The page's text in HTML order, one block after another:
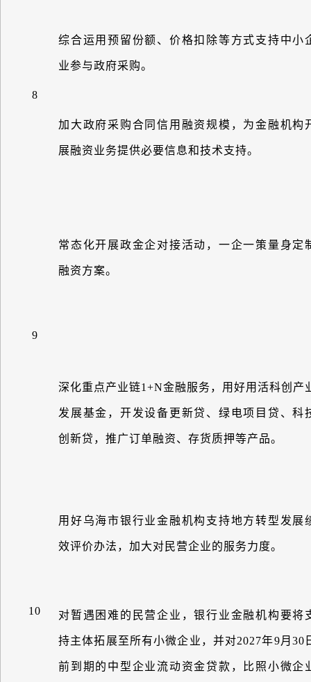
8
综合运用预留份额、价格扣除等方式支持中小
业参与政府采购。
加大政府采购合同信用融资规模，为金融机构
展融资业务提供必要信息和技术支持。
9
常态化开展政金企对接活动，一企一策量身定
融资方案。
深化重点产业链1+N金融服务，用好用活科创产
发展基金，开发设备更新贷、绿电项目贷、科
创新贷，推广订单融资、存货质押等产品。
10
用好乌海市银行业金融机构支持地方转型发展
效评价办法，加大对民营企业的服务力度。
对暂遇困难的民营企业，银行业金融机构要将
持主体拓展至所有小微企业，并对2027年9月 30
前到期的中型企业流动资金贷款，比照小微企